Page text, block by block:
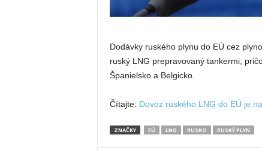
Dodávky ruského plynu do EÚ cez
ruský LNG prepravovaný tankermi,
Španielsko a Belgicko.
Čítajte: Dovoz ruského LNG do EÚ je
ZNAČKY EÚ LNG RUSKO RUSKÝ PLYN